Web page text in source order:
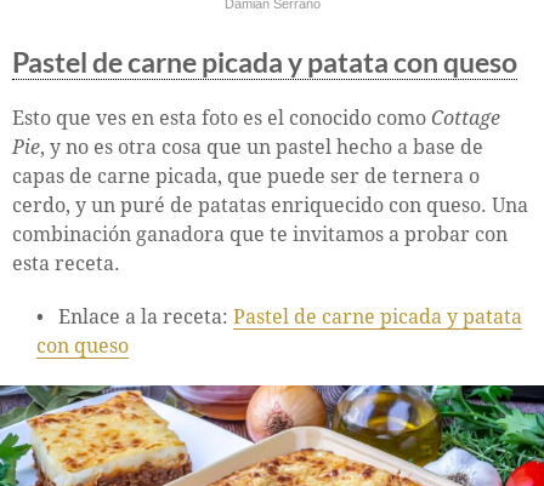
Damián Serrano
Pastel de carne picada y patata con queso
Esto que ves en esta foto es el conocido como Cottage
Pie, y no es otra cosa que un pastel hecho a base de
capas de carne picada, que puede ser de ternera o
cerdo, y un puré de patatas enriquecido con queso. Una
combinación ganadora que te invitamos a probar con
esta receta.
Enlace a la receta: Pastel de carne picada y patata
con queso